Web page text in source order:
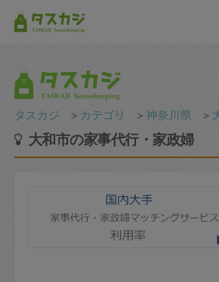
タスカジ ＞ カテゴリ ＞神奈川県 ＞
大和市の家事代行・家政婦